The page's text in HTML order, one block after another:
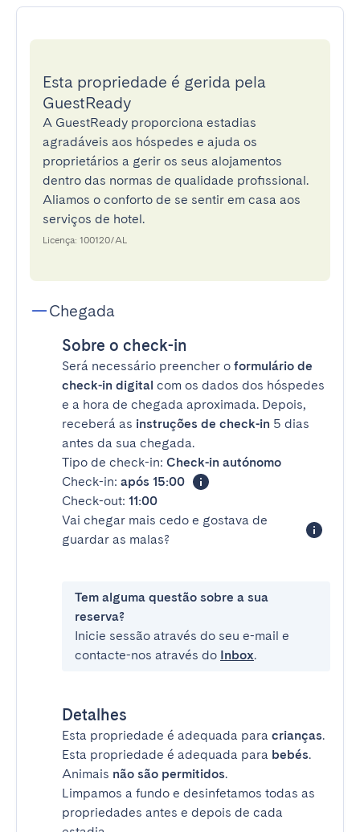
Esta propriedade é gerida pela
GuestReady
A GuestReady proporciona estadias
agradáveis aos hóspedes e ajuda os
proprietários a gerir os seus alojamentos
dentro das normas de qualidade profissional.
Aliamos o conforto de se sentir em casa aos
serviços de hotel.
Licença: 100120/AL
Chegada
Sobre o check-in
Será necessário preencher o formulário de
check-in digital com os dados dos hóspedes
e a hora de chegada aproximada. Depois,
receberá as instruções de check-in 5 dias
antes da sua chegada.
Tipo de check-in: Check-in autónomo
Check-in: após 15:00
Check-out: 11:00
Vai chegar mais cedo e gostava de
guardar as malas?
Tem alguma questão sobre a sua
reserva?
Inicie sessão através do seu e-mail e
contacte-nos através do Inbox.
Detalhes
Esta propriedade é adequada para crianças.
Esta propriedade é adequada para bebés.
Animais não são permitidos.
Limpamos a fundo e desinfetamos todas as
propriedades antes e depois de cada